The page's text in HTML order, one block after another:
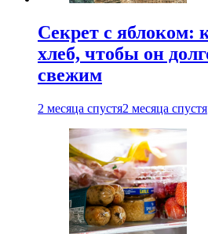
Секрет с яблоком:
хлеб, чтобы он
свежим
2 месяца спустя2 месяца спустя